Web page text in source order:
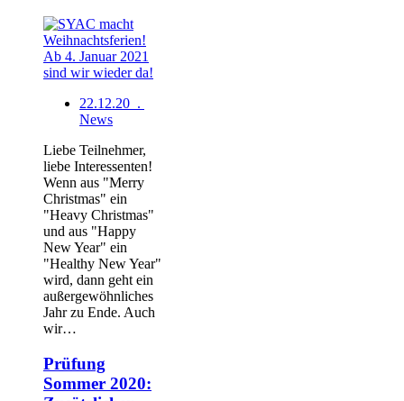
22.12.20 .
News
Liebe Teilnehmer,
liebe Interessenten!
Wenn aus "Merry
Christmas" ein
"Heavy Christmas"
und aus "Happy
New Year" ein
"Healthy New Year"
wird, dann geht ein
außergewöhnliches
Jahr zu Ende. Auch
wir…
Prüfung
Sommer 2020: